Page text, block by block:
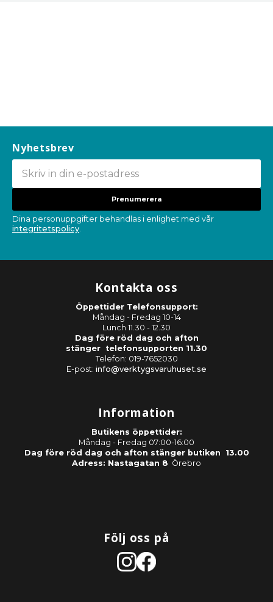
Nyhetsbrev
Prenumerera
Dina personuppgifter behandlas i enlighet med vår
integritetspolicy.
Kontakta oss
Öppettider Telefonsupport:
Måndag - Fredag 10-14
Lunch 11.30 - 12.30
Dag före röd dag och afton
stänger telefonsupporten 11.30
Telefon: 019-7652030
E-post: info@verktygsvaruhuset.se
Information
Butikens öppettider:
Måndag - Fredag 07:00-16:00
Dag före röd dag och afton stänger butiken 13.00
Adress: Nastagatan 8 Örebro
Följ oss på